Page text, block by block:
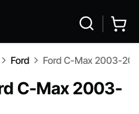
Ford Ford C-Max 2003-
C-Max 2003-